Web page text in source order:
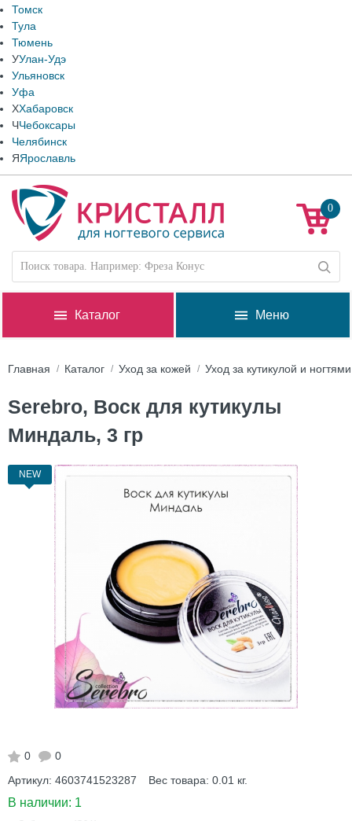
Томск
Тула
Тюмень
УУлан-Удэ
Ульяновск
Уфа
ХХабаровск
ЧЧебоксары
Челябинск
ЯЯрославль
0
Каталог Меню
Главная Каталог Уход за кожей Уход за кутикулой и ногтями
Serebro, Воск для кутикулы
Миндаль, 3 гр
NEW
0
0
Артикул: 4603741523287 Вес товара: 0.01 кг.
В наличии: 1